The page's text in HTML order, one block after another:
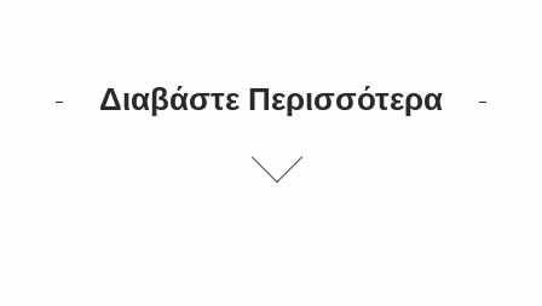
Διαβάστε Περισσότερα